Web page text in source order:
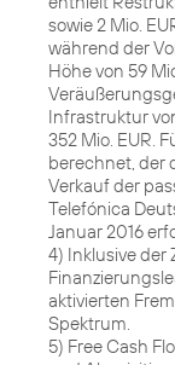
sowie 2 Mio.
während der
Höhe von 59
Infrastruktur
352 Mio. EUR.
berechnet, der
Verkauf der
Telefónica
Januar 2016
4) Inklusive der
aktivierten
Spektrum.
5) Free Cash